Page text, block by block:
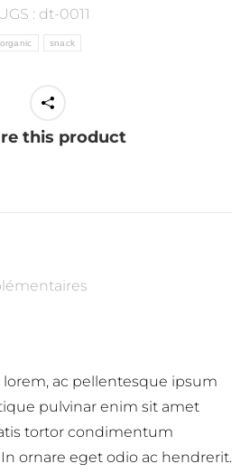
UGS : dt-0011
organic snack
this product
ac pellentesque ipsum
pulvinar enim sit amet
tortor condimentum
ornare eget odio ac hendrerit.